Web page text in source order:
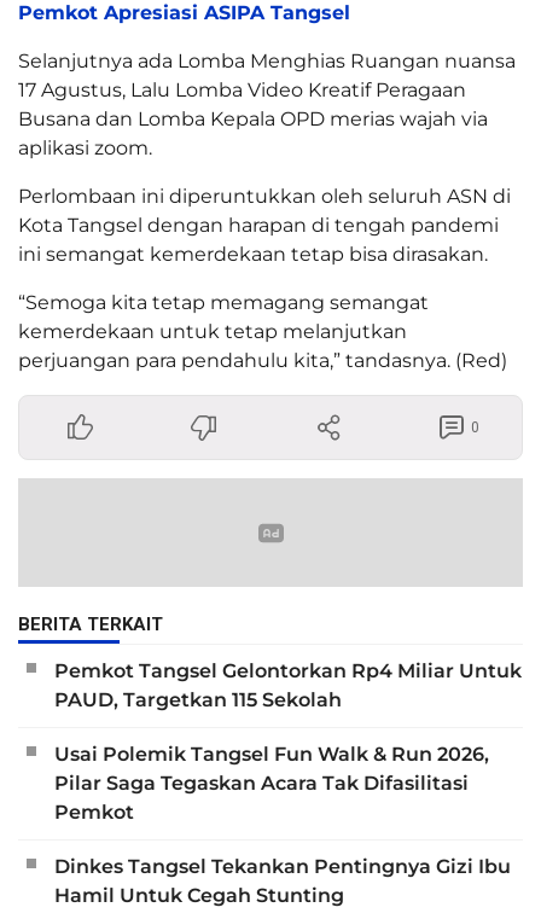
Pemkot Apresiasi ASIPA Tangsel
Selanjutnya ada Lomba Menghias Ruangan nuansa
17 Agustus, Lalu Lomba Video Kreatif Peragaan
Busana dan Lomba Kepala OPD merias wajah via
aplikasi zoom.
Perlombaan ini diperuntukkan oleh seluruh ASN di
Kota Tangsel dengan harapan di tengah pandemi
ini semangat kemerdekaan tetap bisa dirasakan.
“Semoga kita tetap memagang semangat
kemerdekaan untuk tetap melanjutkan
perjuangan para pendahulu kita,” tandasnya. (Red)
0
BERITA TERKAIT
Pemkot Tangsel Gelontorkan Rp4 Miliar Untuk
PAUD, Targetkan 115 Sekolah
Usai Polemik Tangsel Fun Walk & Run 2026,
Pilar Saga Tegaskan Acara Tak Difasilitasi
Pemkot
Dinkes Tangsel Tekankan Pentingnya Gizi Ibu
Hamil Untuk Cegah Stunting